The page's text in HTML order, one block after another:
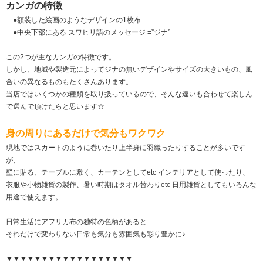
カンガの特徴
●額装した絵画のようなデザインの1枚布
●中央下部にある スワヒリ語のメッセージ =”ジナ”
この2つが主なカンガの特徴です。
しかし、地域や製造元によってジナの無いデザインやサイズの大きいもの、風
合いの異なるものもたくさんあります。
当店ではいくつかの種類を取り扱っているので、そんな違いも合わせて楽しん
で選んで頂けたらと思います☆
身の周りにあるだけで気分もワクワク
現地ではスカートのように巻いたり上半身に羽織ったりすることが多いです
が、
壁に貼る、テーブルに敷く、カーテンとしてetc インテリアとして使ったり、
衣服や小物雑貨の製作、暑い時期はタオル替わりetc 日用雑貨としてもいろんな
用途で使えます。
日常生活にアフリカ布の独特の色柄があると
それだけで変わりない日常も気分も雰囲気も彩り豊かに♪
▼▼▼▼▼▼▼▼▼▼▼▼▼▼▼▼▼▼